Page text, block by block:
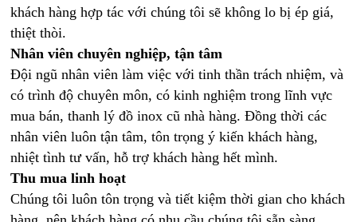
khách hàng hợp tác với chúng tôi sẽ không lo bị ép giá,
thiệt thòi.
Nhân viên chuyên nghiệp, tận tâm
Đội ngũ nhân viên làm việc với tinh thần trách nhiệm, và
có trình độ chuyên môn, có kinh nghiệm trong lĩnh vực
mua bán, thanh lý đồ inox cũ nhà hàng. Đồng thời các
nhân viên luôn tận tâm, tôn trọng ý kiến khách hàng,
nhiệt tình tư vấn, hỗ trợ khách hàng hết mình.
Thu mua linh hoạt
Chúng tôi luôn tôn trọng và tiết kiệm thời gian cho khách